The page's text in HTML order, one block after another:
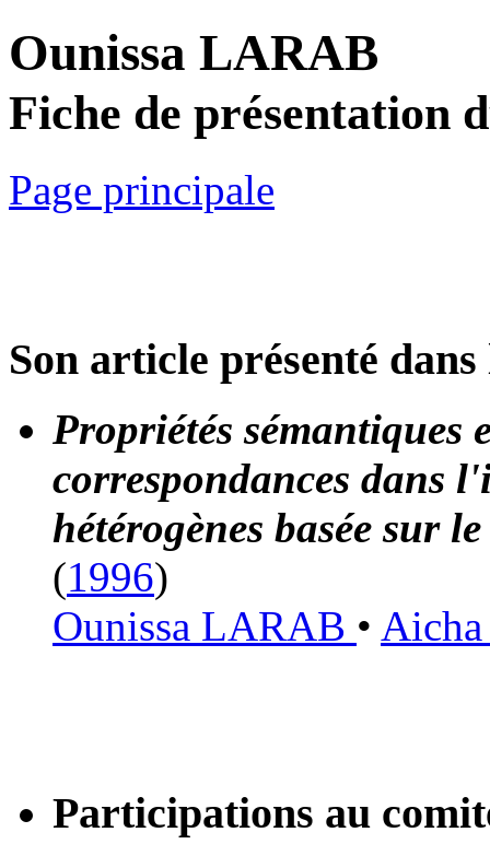
Ounissa LARAB
Fiche de présentation
Page principale
Son article présenté
Propriétés sémantiques
correspondances dans
hétérogènes basée sur
(1996)
Ounissa LARAB •
Participations au